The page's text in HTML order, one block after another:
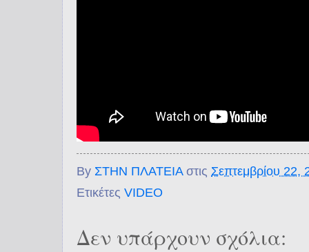
By ΣΤΗΝ ΠΛΑΤΕΙΑ στις Σεπτεμβρίου 22,
Ετικέτες VIDEO
Δεν υπάρχουν σχόλια: